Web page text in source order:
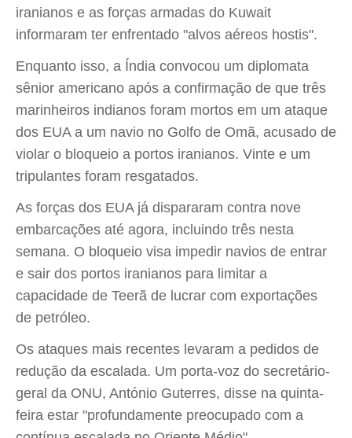
iranianos e as forças armadas do Kuwait
informaram ter enfrentado "alvos aéreos hostis".
Enquanto isso, a Índia convocou um diplomata
sênior americano após a confirmação de que três
marinheiros indianos foram mortos em um ataque
dos EUA a um navio no Golfo de Omã, acusado de
violar o bloqueio a portos iranianos. Vinte e um
tripulantes foram resgatados.
As forças dos EUA já dispararam contra nove
embarcações até agora, incluindo três nesta
semana. O bloqueio visa impedir navios de entrar
e sair dos portos iranianos para limitar a
capacidade de Teerã de lucrar com exportações
de petróleo.
Os ataques mais recentes levaram a pedidos de
redução da escalada. Um porta-voz do secretário-
geral da ONU, António Guterres, disse na quinta-
feira estar "profundamente preocupado com a